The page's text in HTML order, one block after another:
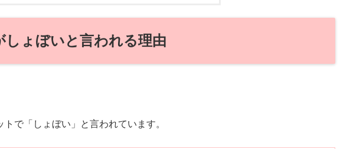
しょぼいと言われる理由
で「しょぼい」と言われています。